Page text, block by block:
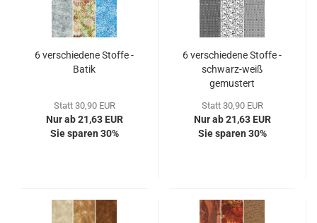
6 verschiedene Stoffe -
Batik
Statt 30,90 EUR
Nur ab 21,63 EUR
Sie sparen 30%
6 verschiedene Stoffe -
schwarz-weiß
gemustert
Statt 30,90 EUR
Nur ab 21,63 EUR
Sie sparen 30%